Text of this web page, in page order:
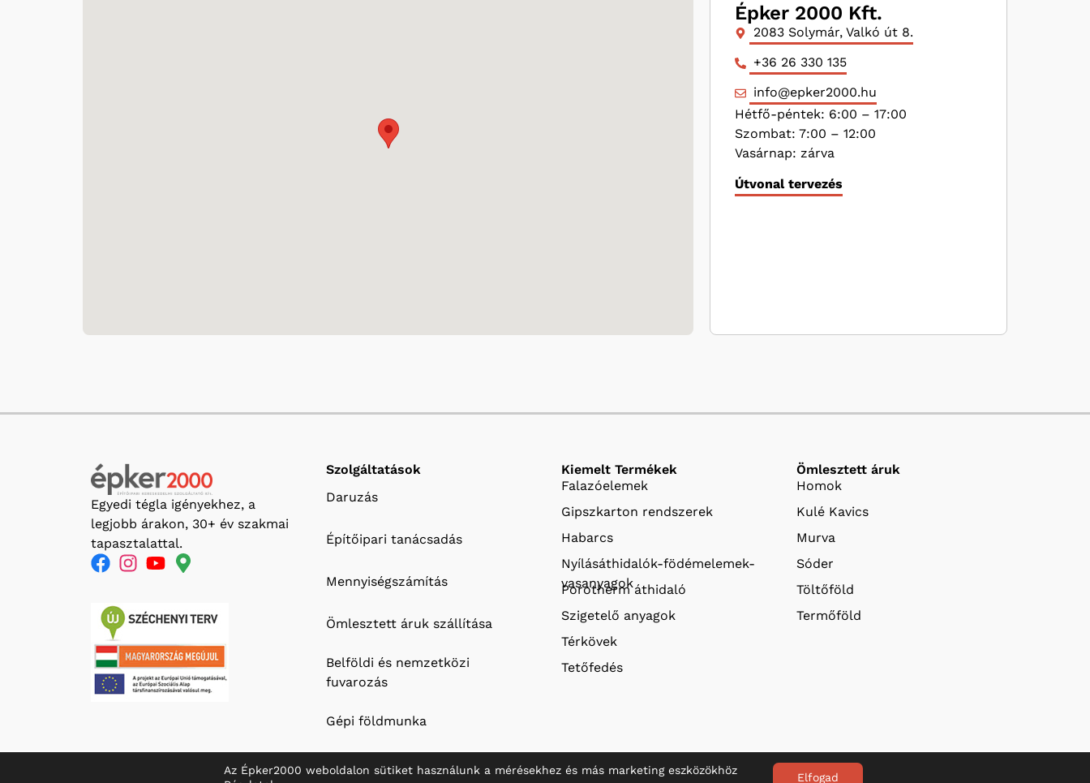
Épker 2000 Kft.
2083 Solymár, Valkó út 8.
+36 26 330 135
info@epker2000.hu
Hétfő-péntek: 6:00 – 17:00
Szombat: 7:00 – 12:00
Vasárnap: zárva
Útvonal tervezés
Egyedi tégla igényekhez, a
legjobb árakon, 30+ év szakmai
tapasztalattal.
Szolgáltatások
Daruzás
Építőipari tanácsadás
Mennyiségszámítás
Ömlesztett áruk szállítása
Belföldi és nemzetközi
fuvarozás
Gépi földmunka
Kiemelt Termékek
Falazóelemek
Gipszkarton rendszerek
Habarcs
Nyílásáthidalók-födémelemek-
vasanyagok
Porotherm áthidaló
Szigetelő anyagok
Térkövek
Tetőfedés
Ömlesztett áruk
Homok
Kulé Kavics
Murva
Sóder
Töltőföld
Termőföld
Az Épker2000 weboldalon sütiket használunk a mérésekhez és más marketing eszközökhöz
Elfogad